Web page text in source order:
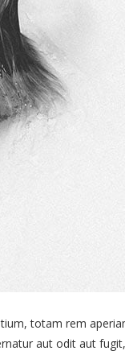
totam rem
aut odit aut